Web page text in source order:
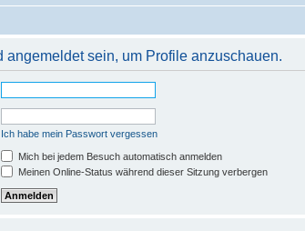
angemeldet sein, um Profile anzuschauen.
Ich habe mein Passwort vergessen
Mich bei jedem Besuch automatisch anmelden
Meinen Online-Status während dieser Sitzung verbergen